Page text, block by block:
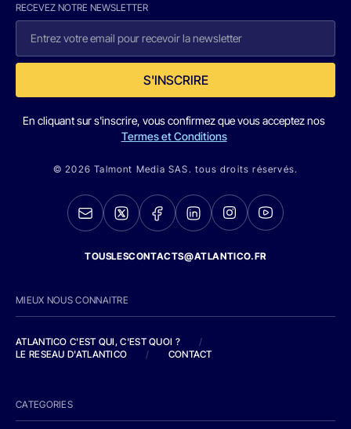
RECEVEZ NOTRE NEWSLETTER
S'INSCRIRE
En cliquant sur s'inscrire, vous confirmez que vous acceptez nos
Termes et Conditions
© 2026 Talmont Media SAS. tous droits réservés.
TOUSLESCONTACTS@ATLANTICO.FR
MIEUX NOUS CONNAITRE
ATLANTICO C'EST QUI, C'EST QUOI ?
/
LE RESEAU D'ATLANTICO
/ CONTACT
CATEGORIES